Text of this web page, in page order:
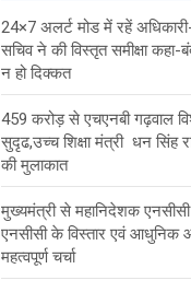
24×7 अलर्ट मोड में रहें
सचिव ने की विस्तृत समीक्षा
न हो दिक्कत
459 करोड़ से एचएनबी गढ़वाल
सुदृढ,उच्च शिक्षा मंत्री धन सिंह
की मुलाकात
मुख्यमंत्री से महानिदेशक
एनसीसी के विस्तार एवं आधुनिक
महत्वपूर्ण चर्चा